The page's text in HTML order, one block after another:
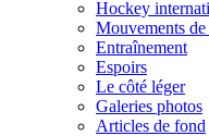
Hockey
Mouvements de
Entraînement
Espoirs
Le côté léger
Galeries photos
Articles de fond